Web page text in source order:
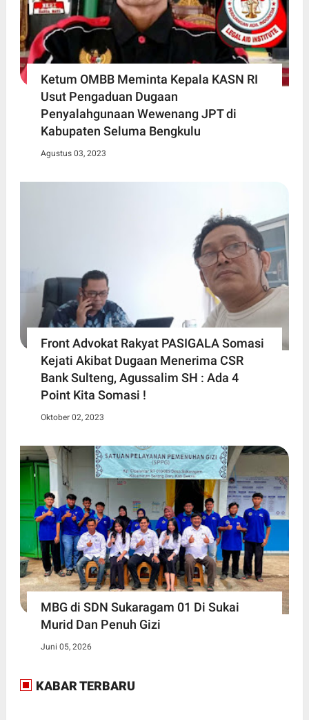
Ketum OMBB Meminta Kepala KASN RI
Usut Pengaduan Dugaan
Penyalahgunaan Wewenang JPT di
Kabupaten Seluma Bengkulu
Agustus 03, 2023
Front Advokat Rakyat PASIGALA Somasi
Kejati Akibat Dugaan Menerima CSR
Bank Sulteng, Agussalim SH : Ada 4
Point Kita Somasi !
Oktober 02, 2023
MBG di SDN Sukaragam 01 Di Sukai
Murid Dan Penuh Gizi
Juni 05, 2026
KABAR TERBARU